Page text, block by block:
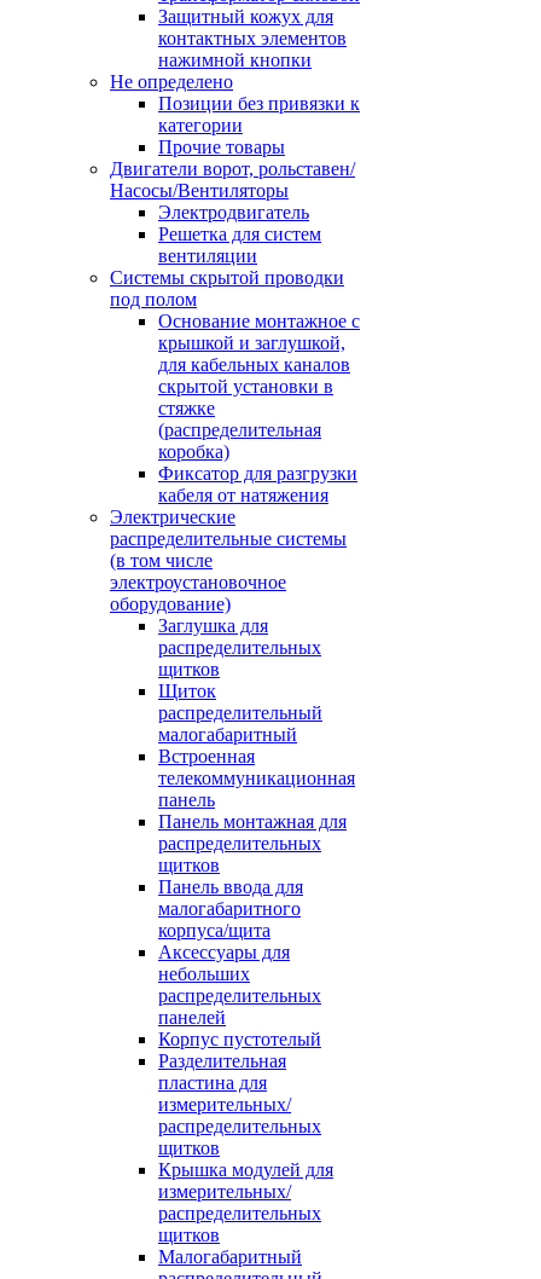
Защитный кожух для
контактных элементов
нажимной кнопки
Не определено
Позиции без привязки к
категории
Прочие товары
Двигатели ворот, рольставен/
Насосы/Вентиляторы
Электродвигатель
Решетка для систем
вентиляции
Системы скрытой проводки
под полом
Основание монтажное с
крышкой и заглушкой,
для кабельных каналов
скрытой установки в
стяжке
(распределительная
коробка)
Фиксатор для разгрузки
кабеля от натяжения
Электрические
распределительные системы
(в том числе
электроустановочное
оборудование)
Заглушка для
распределительных
щитков
Щиток
распределительный
малогабаритный
Встроенная
телекоммуникационная
панель
Панель монтажная для
распределительных
щитков
Панель ввода для
малогабаритного
корпуса/щита
Аксессуары для
небольших
распределительных
панелей
Корпус пустотелый
Разделительная
пластина для
измерительных/
распределительных
щитков
Крышка модулей для
измерительных/
распределительных
щитков
Малогабаритный